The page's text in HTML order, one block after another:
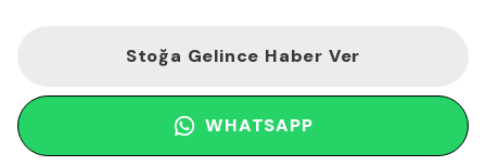
Stoğa Gelince Haber Ver
WHATSAPP